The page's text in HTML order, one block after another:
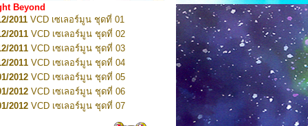
2016DVD เซเลอร์มูน คริสตัล VOL.2
2016 DVD เซเลอร์มูน คริสตัล VOL.3
2016 DVD เซเลอร์มูน คริสตัล VOL.4
2016 DVD เซเลอร์มูน คริสตัล VOL.5
2016 DVD เซเลอร์มูน คริสตัล VOL.6
2016DVD เซเลอร์มูน คริสตัล VOL.7
2016DVD เซเลอร์มูน คริสตัล VOL.8
2017 DVD เซเลอร์มูน คริสตัล Box-Set
Beyond
2011 VCD เซเลอร์มูน ชุดที่ 01
2011 VCD เซเลอร์มูน ชุดที่ 02
2011 VCD เซเลอร์มูน ชุดที่ 03
2011 VCD เซเลอร์มูน ชุดที่ 04
2012 VCD เซเลอร์มูน ชุดที่ 05
2012 VCD เซเลอร์มูน ชุดที่ 06
2012 VCD เซเลอร์มูน ชุดที่ 07
VCD เซเลอร์มูน ชุดที่ 08